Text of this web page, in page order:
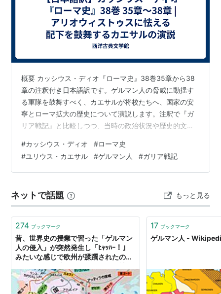
登場した部族だけでも山ほどいる。
ゲルマン民族の大移動とローマ帝国の没落を経て、ヨー
ロッパの主役となった。
:トイトブルクの勝利者
概要 カッシウス・ディオ『ローマ史』38巻35章から38
章の注釈付き日本語訳です。ゲルマン人の脅威に動揺す
る軍隊を鼓舞すべく、カエサルが将校たちへ、国家の安
寧とローマ拡大の歴史について演説します。注釈で『ガ
リア戦記』と比較しつつ、当時の政治状況や歴史的文脈
記事へ »
#カッシウス・ディオ #ローマ史
#ユリウス・カエサル #ゲルマン人 #ガリア戦記
ネットで話題 もっと見る
274 ブックマーク
昔、世界史の授業で習った「ゲルマン
人の侵入」が突然発生し「ﾋｬｯﾊｰ！」
みたいな感じで欧州が蹂躙されたので
に入り込んできた移民たちによって帝
国が変質・崩壊へと至った経緯に賛否
17 ブックマーク
ゲルマン人 -